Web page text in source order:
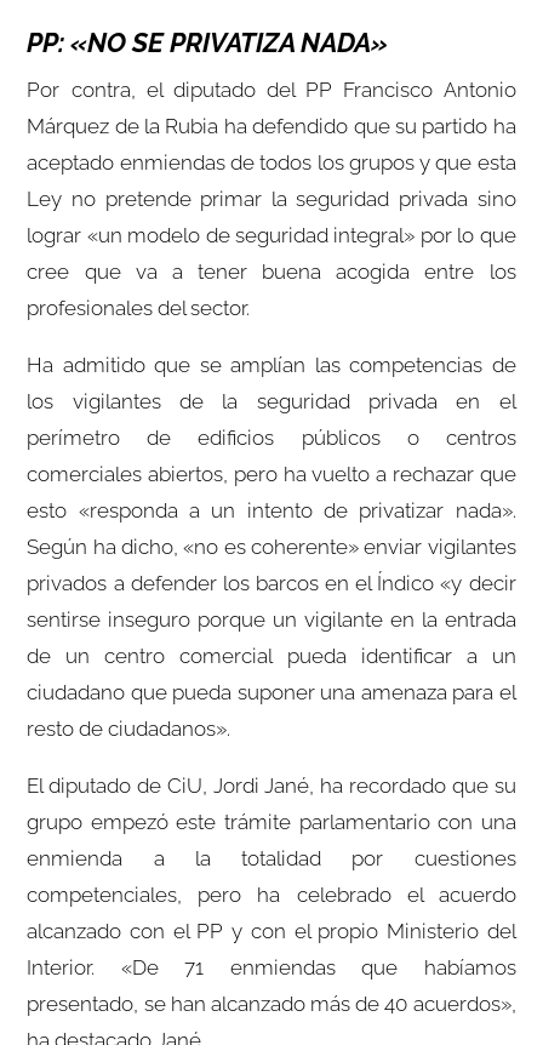
PP: «NO SE PRIVATIZA NADA»
Por contra, el diputado del PP Francisco Antonio
Márquez de la Rubia ha defendido que su partido ha
aceptado enmiendas de todos los grupos y que esta
Ley no pretende primar la seguridad privada sino
lograr «un modelo de seguridad integral» por lo que
cree que va a tener buena acogida entre los
profesionales del sector.
Ha admitido que se amplían las competencias de
los vigilantes de la seguridad privada en el
perímetro de edificios públicos o centros
comerciales abiertos, pero ha vuelto a rechazar que
esto «responda a un intento de privatizar nada».
Según ha dicho, «no es coherente» enviar vigilantes
privados a defender los barcos en el Índico «y decir
sentirse inseguro porque un vigilante en la entrada
de un centro comercial pueda identificar a un
ciudadano que pueda suponer una amenaza para el
resto de ciudadanos».
El diputado de CiU, Jordi Jané, ha recordado que su
grupo empezó este trámite parlamentario con una
enmienda a la totalidad por cuestiones
competenciales, pero ha celebrado el acuerdo
alcanzado con el PP y con el propio Ministerio del
Interior. «De 71 enmiendas que habíamos
presentado, se han alcanzado más de 40 acuerdos»,
ha destacado Jané.